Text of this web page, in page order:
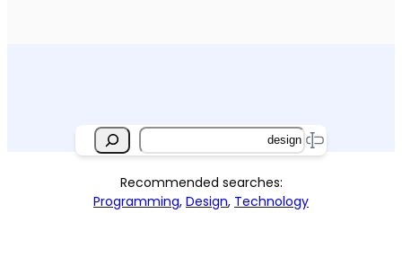
Search
Recommended searches:
Programming, Design, Technology